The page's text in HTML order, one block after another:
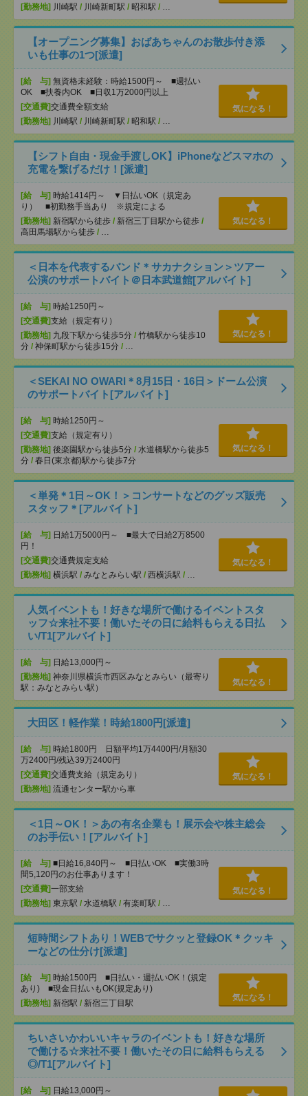
[勤務地] 川崎駅 / 川崎新町駅 / 昭和駅 / …
【オープニング募集】おばあちゃんのお散歩付き添
いも仕事の1つ[派遣]
[給 与] 無資格未経験：時給1500円～ ■週払い
OK ■扶養内OK ■日収1万2000円以上
[交通費]交通費全額支給
[勤務地] 川崎駅 / 川崎新町駅 / 昭和駅 / …
気になる！
【シフト自由・現金手渡しOK】iPhoneなどスマホの
充電を繋げるだけ！[派遣]
[給 与] 時給1414円～ ▼日払いOK（規定あ
り） ■初勤務手当あり ※規定による
[勤務地] 新宿駅から徒歩 / 新宿三丁目駅から徒歩 /
高田馬場駅から徒歩 / …
気になる！
＜日本を代表するバンド＊サカナクション＞ツアー
公演のサポートバイト＠日本武道館[アルバイト]
[給 与] 時給1250円～
[交通費]支給（規定有り）
[勤務地] 九段下駅から徒歩5分 / 竹橋駅から徒歩10
分 / 神保町駅から徒歩15分 / …
気になる！
＜SEKAI NO OWARI＊8月15日・16日＞ドーム公演
のサポートバイト[アルバイト]
[給 与] 時給1250円～
[交通費]支給（規定有り）
[勤務地] 後楽園駅から徒歩5分 / 水道橋駅から徒歩5
分 / 春日(東京都)駅から徒歩7分
気になる！
＜単発＊1日～OK！＞コンサートなどのグッズ販売
スタッフ＊[アルバイト]
[給 与] 日給1万5000円～ ■最大で日給2万8500
円！
[交通費]交通費規定支給
[勤務地] 横浜駅 / みなとみらい駅 / 西横浜駅 / …
気になる！
人気イベントも！好きな場所で働けるイベントスタ
ッフ☆来社不要！働いたその日に給料もらえる日払
い/T1[アルバイト]
[給 与] 日給13,000円～
[勤務地] 神奈川県横浜市西区みなとみらい（最寄り
駅：みなとみらい駅）
気になる！
大田区！軽作業！時給1800円[派遣]
[給 与] 時給1800円 日額平均1万4400円/月額30
万2400円/残込39万2400円
[交通費]交通費支給（規定あり）
[勤務地] 流通センター駅から車
気になる！
＜1日～OK！＞あの有名企業も！展示会や株主総会
のお手伝い！[アルバイト]
[給 与] ■日給16,840円～ ■日払いOK ■実働3時
間5,120円のお仕事あります！
[交通費]一部支給
[勤務地] 東京駅 / 水道橋駅 / 有楽町駅 / …
気になる！
短時間シフトあり！WEBでサクッと登録OK＊クッキ
ーなどの仕分け[派遣]
[給 与] 時給1500円 ■日払い・週払いOK！(規定
あり) ■現金日払いもOK(規定あり)
[勤務地] 新宿駅 / 新宿三丁目駅
気になる！
ちいさいかわいいキャラのイベントも！好きな場所
で働ける☆来社不要！働いたその日に給料もらえる
◎/T1[アルバイト]
[給 与] 日給13,000円～